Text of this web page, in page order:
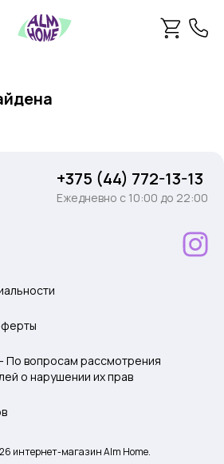
+375 (44) 772-13-13
Ежедневно c 10:00 до 22:00
По вопросам рассмотрения
о нарушении их прав
интернет-магазин Alm Home.